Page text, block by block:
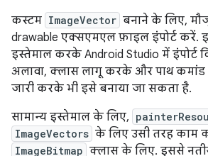
कस्टम ImageVector बनाने के लिए,
drawable एक्सएमएल फ़ाइल इंपोर्ट करें.
इस्तेमाल करके Android Studio में इंपोर्ट
अलावा, क्लास लागू करके और पाथ
जारी करके भी इसे बनाया जा सकता है.
सामान्य इस्तेमाल के लिए,
ImageVectors के लिए उसी तरह काम
ImageBitmap क्लास के लिए. इससे